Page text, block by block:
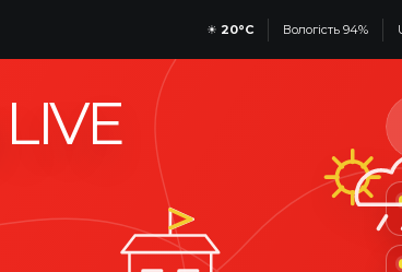
☀ 20°C Вологість 94%
LIVE